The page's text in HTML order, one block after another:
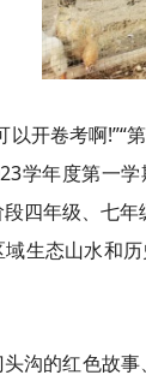
以开卷考啊!”“
学年度第一
四年级、七
生态山水和
沟的红色故